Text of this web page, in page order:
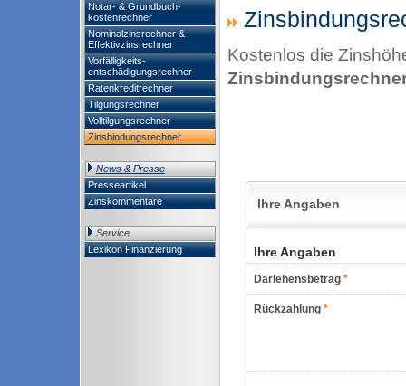
Notar- & Grundbuch-
kostenrechner
Nominalzinsrechner &
Effektivzinsrechner
Vorfälligkeits-
entschädigungsrechner
Ratenkreditrechner
Tilgungsrechner
Volltilgungsrechner
Zinsbindungsrechner
News & Presse
Presseartikel
Zinskommentare
Service
Lexikon Finanzierung
Kostenlos die